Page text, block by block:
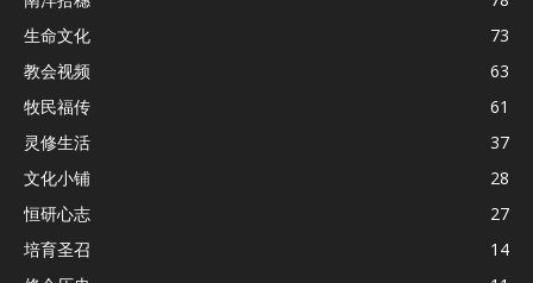
生命文化
73
教会视频
63
牧民福传
61
灵修生活
37
文化小铺
28
恒研心志
27
培育圣召
14